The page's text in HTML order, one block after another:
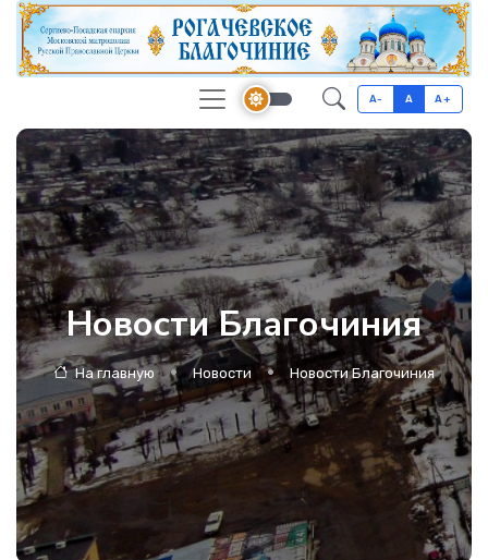
A- A A+
Новости Благочиния
На главную Новости Новости Благочиния